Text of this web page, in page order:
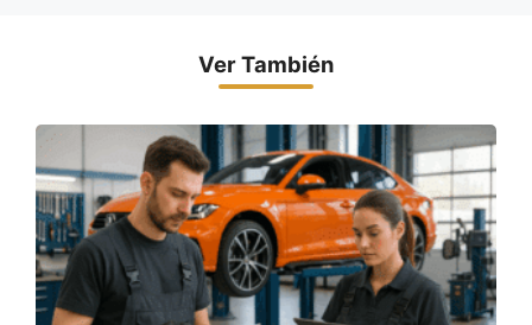
Ver También